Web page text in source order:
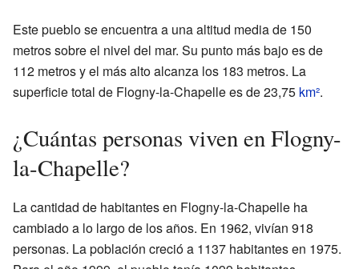
Este pueblo se encuentra a una altitud media de 150
metros sobre el nivel del mar. Su punto más bajo es de
112 metros y el más alto alcanza los 183 metros. La
superficie total de Flogny-la-Chapelle es de 23,75 km².
¿Cuántas personas viven en Flogny-
la-Chapelle?
La cantidad de habitantes en Flogny-la-Chapelle ha
cambiado a lo largo de los años. En 1962, vivían 918
personas. La población creció a 1137 habitantes en 1975.